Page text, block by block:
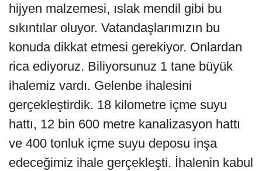
hijyen malzemesi, ıslak mendil gibi bu
sıkıntılar oluyor. Vatandaşlarımızın bu
konuda dikkat etmesi gerekiyor. Onlardan
rica ediyoruz. Biliyorsunuz 1 tane büyük
ihalemiz vardı. Gelenbe ihalesini
gerçekleştirdik. 18 kilometre içme suyu
hattı, 12 bin 600 metre kanalizasyon hattı
ve 400 tonluk içme suyu deposu inşa
edeceğimiz ihale gerçekleşti. İhalenin kabul